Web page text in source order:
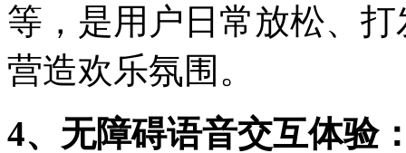
等，是用户日常放松、
营造欢乐氛围。
4、无障碍语音交互体验